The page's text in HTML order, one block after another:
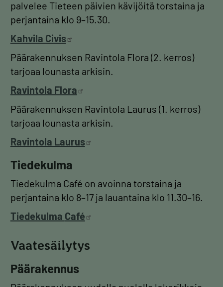
palvelee Tieteen päivien kävijöitä torstaina ja
perjantaina klo 9–15.30.
Kahvila Civis
Päärakennuksen Ravintola Flora (2. kerros)
tarjoaa lounasta arkisin.
Ravintola Flora
Päärakennuksen Ravintola Laurus (1. kerros)
tarjoaa lounasta arkisin.
Ravintola Laurus
Tiedekulma
Tiedekulma Café on avoinna torstaina ja
perjantaina klo 8–17 ja lauantaina klo 11.30–16.
Tiedekulma Café
Vaatesäilytys
Päärakennus